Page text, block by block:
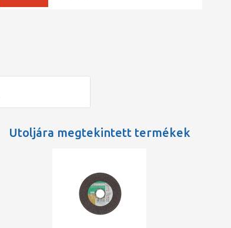
Utoljára megtekintett termékek